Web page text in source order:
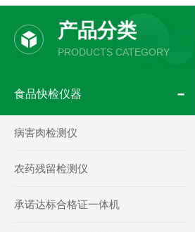
产品分类
PRODUCTS CATEGORY
食品快检仪器
病害肉检测仪
农药残留检测仪
承诺达标合格证一体机